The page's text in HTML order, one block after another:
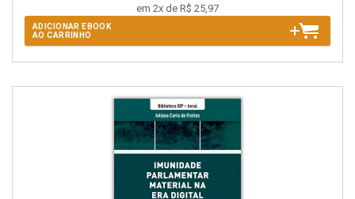
em 2x de R$ 25,97
ADICIONAR EBOOK
AO CARRINHO